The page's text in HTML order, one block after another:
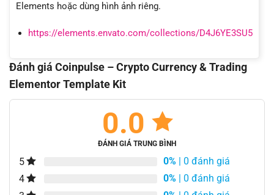
Elements hoặc dùng hình ảnh riêng.
https://elements.envato.com/collections/D4J6YE3SU5
Đánh giá Coinpulse – Crypto Currency & Trading
Elementor Template Kit
0.0
ĐÁNH GIÁ TRUNG BÌNH
5 0% | 0 đánh giá
4
0% | 0 đánh giá